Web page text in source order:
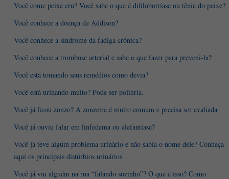
Você come peixe cru? Você sabe o que é difilobotríase ou tênia do peixe?
Você conhece a doença de Addison?
Você conhece a síndrome da fadiga crônica?
Você conhece a trombose arterial e sabe o que fazer para preveni-la?
Você está tomando seus remédios como devia?
Você está urinando muito? Pode ser poliúria.
Você já ficou zonzo? A zonzeira é muito comum e precisa ser avaliada
Você já ouviu falar em linfedema ou elefantíase?
Você já teve algum problema urinário e não sabia o nome dele? Conheça
aqui os principais distúrbios urinários
Você já viu alguém na rua “falando sozinho”? O que é isso? Como